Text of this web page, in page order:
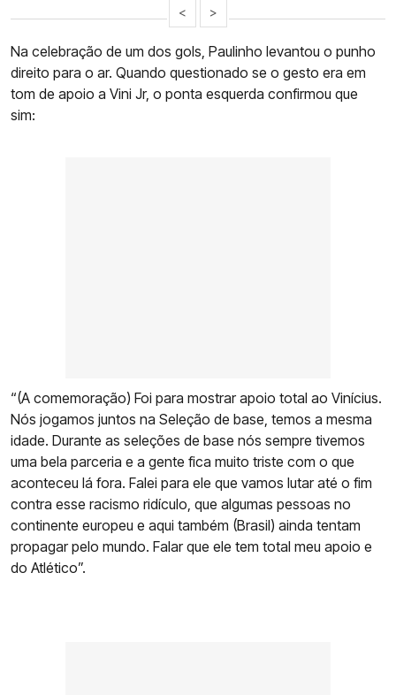
< >
Na celebração de um dos gols, Paulinho levantou o punho
direito para o ar. Quando questionado se o gesto era em
tom de apoio a Vini Jr, o ponta esquerda confirmou que
sim:
“(A comemoração) Foi para mostrar apoio total ao Vinícius.
Nós jogamos juntos na Seleção de base, temos a mesma
idade. Durante as seleções de base nós sempre tivemos
uma bela parceria e a gente fica muito triste com o que
aconteceu lá fora. Falei para ele que vamos lutar até o fim
contra esse racismo ridículo, que algumas pessoas no
continente europeu e aqui também (Brasil) ainda tentam
propagar pelo mundo. Falar que ele tem total meu apoio e
do Atlético”.